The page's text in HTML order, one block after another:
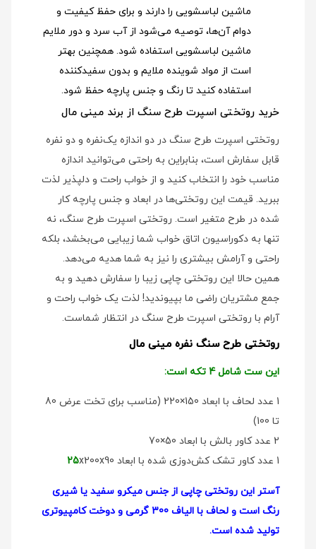
ماشین لباسشویی را دارند و برای حفظ کیفیت و
دوام آن‌ها، توصیه می‌شود از آب سرد و دور ملایم
ماشین لباسشویی استفاده شود. همچنین بهتر
است از مواد شوینده ملایم و بدون سفیدکننده
استفاده کنید تا رنگ و جنس پارچه حفظ شود.
خرید روتختی اسپرت طرح سنگ از برند مینی مال
روتختی اسپرت طرح سنگ در دو اندازه یک‌نفره و دو نفره
قابل سفارش است، بنابراین به راحتی می‌توانید اندازه
مناسب خود را انتخاب کنید و از خواب راحت و دلپذیر لذت
ببرید. قیمت این روتختی‌ها در ابعاد و جنس پارچه کار
شده در طرح متغیر است. روتختی اسپرت طرح سنگ، نه
تنها به دکوراسیون اتاق خواب شما زیبایی می‌بخشد، بلکه
راحتی و آرامش بیشتری را نیز به شما هدیه می‌دهد.
همین حالا این روتختی چاپی زیبا را سفارش دهید و به
جمع مشتریان راضی ما بپیوندید! لذت یک خواب راحت و
آرام با روتختی اسپرت طرح سنگ در انتظار شماست.
روتختی طرح سنگ نفره مینی مال
این ست شامل 4 تکه است:
1 عدد لحاف با ابعاد 150×220 (مناسب برای تخت عرض 80
تا 100)
2 عدد کاور بالش با ابعاد 50×70
1 عدد کاور تشک کش‌دوزی شده با ابعاد
25x200x90
آستر این روتختی چاپی از جنس میکرو سفید یا شیری
رنگ است و لحاف با الیاف 300 گرمی و دوخت کامپیوتری
تولید شده است.